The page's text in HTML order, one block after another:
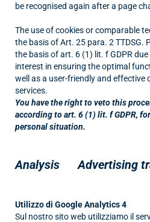
be recognised again after a page
The use of cookies or comparable
the basis of Art. 25 para. 2 TTDSG.
the basis of art. 6 (1) lit. f GDPR
interest in ensuring the optimal
well as a user-friendly and effective
services.
You have the right to veto this
according to art. 6 (1) lit. f GDPR,
personal situation.
Analysis Advertising
Utilizzo di Google Analytics 4
Sul nostro sito web utilizziamo il